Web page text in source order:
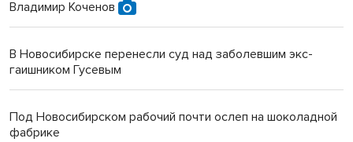
Владимир Коченов
В Новосибирске перенесли суд над заболевшим экс-
гаишником Гусевым
Под Новосибирском рабочий почти ослеп на шоколадной
фабрике